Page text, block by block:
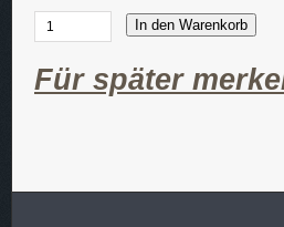
In den Warenkorb
Für später